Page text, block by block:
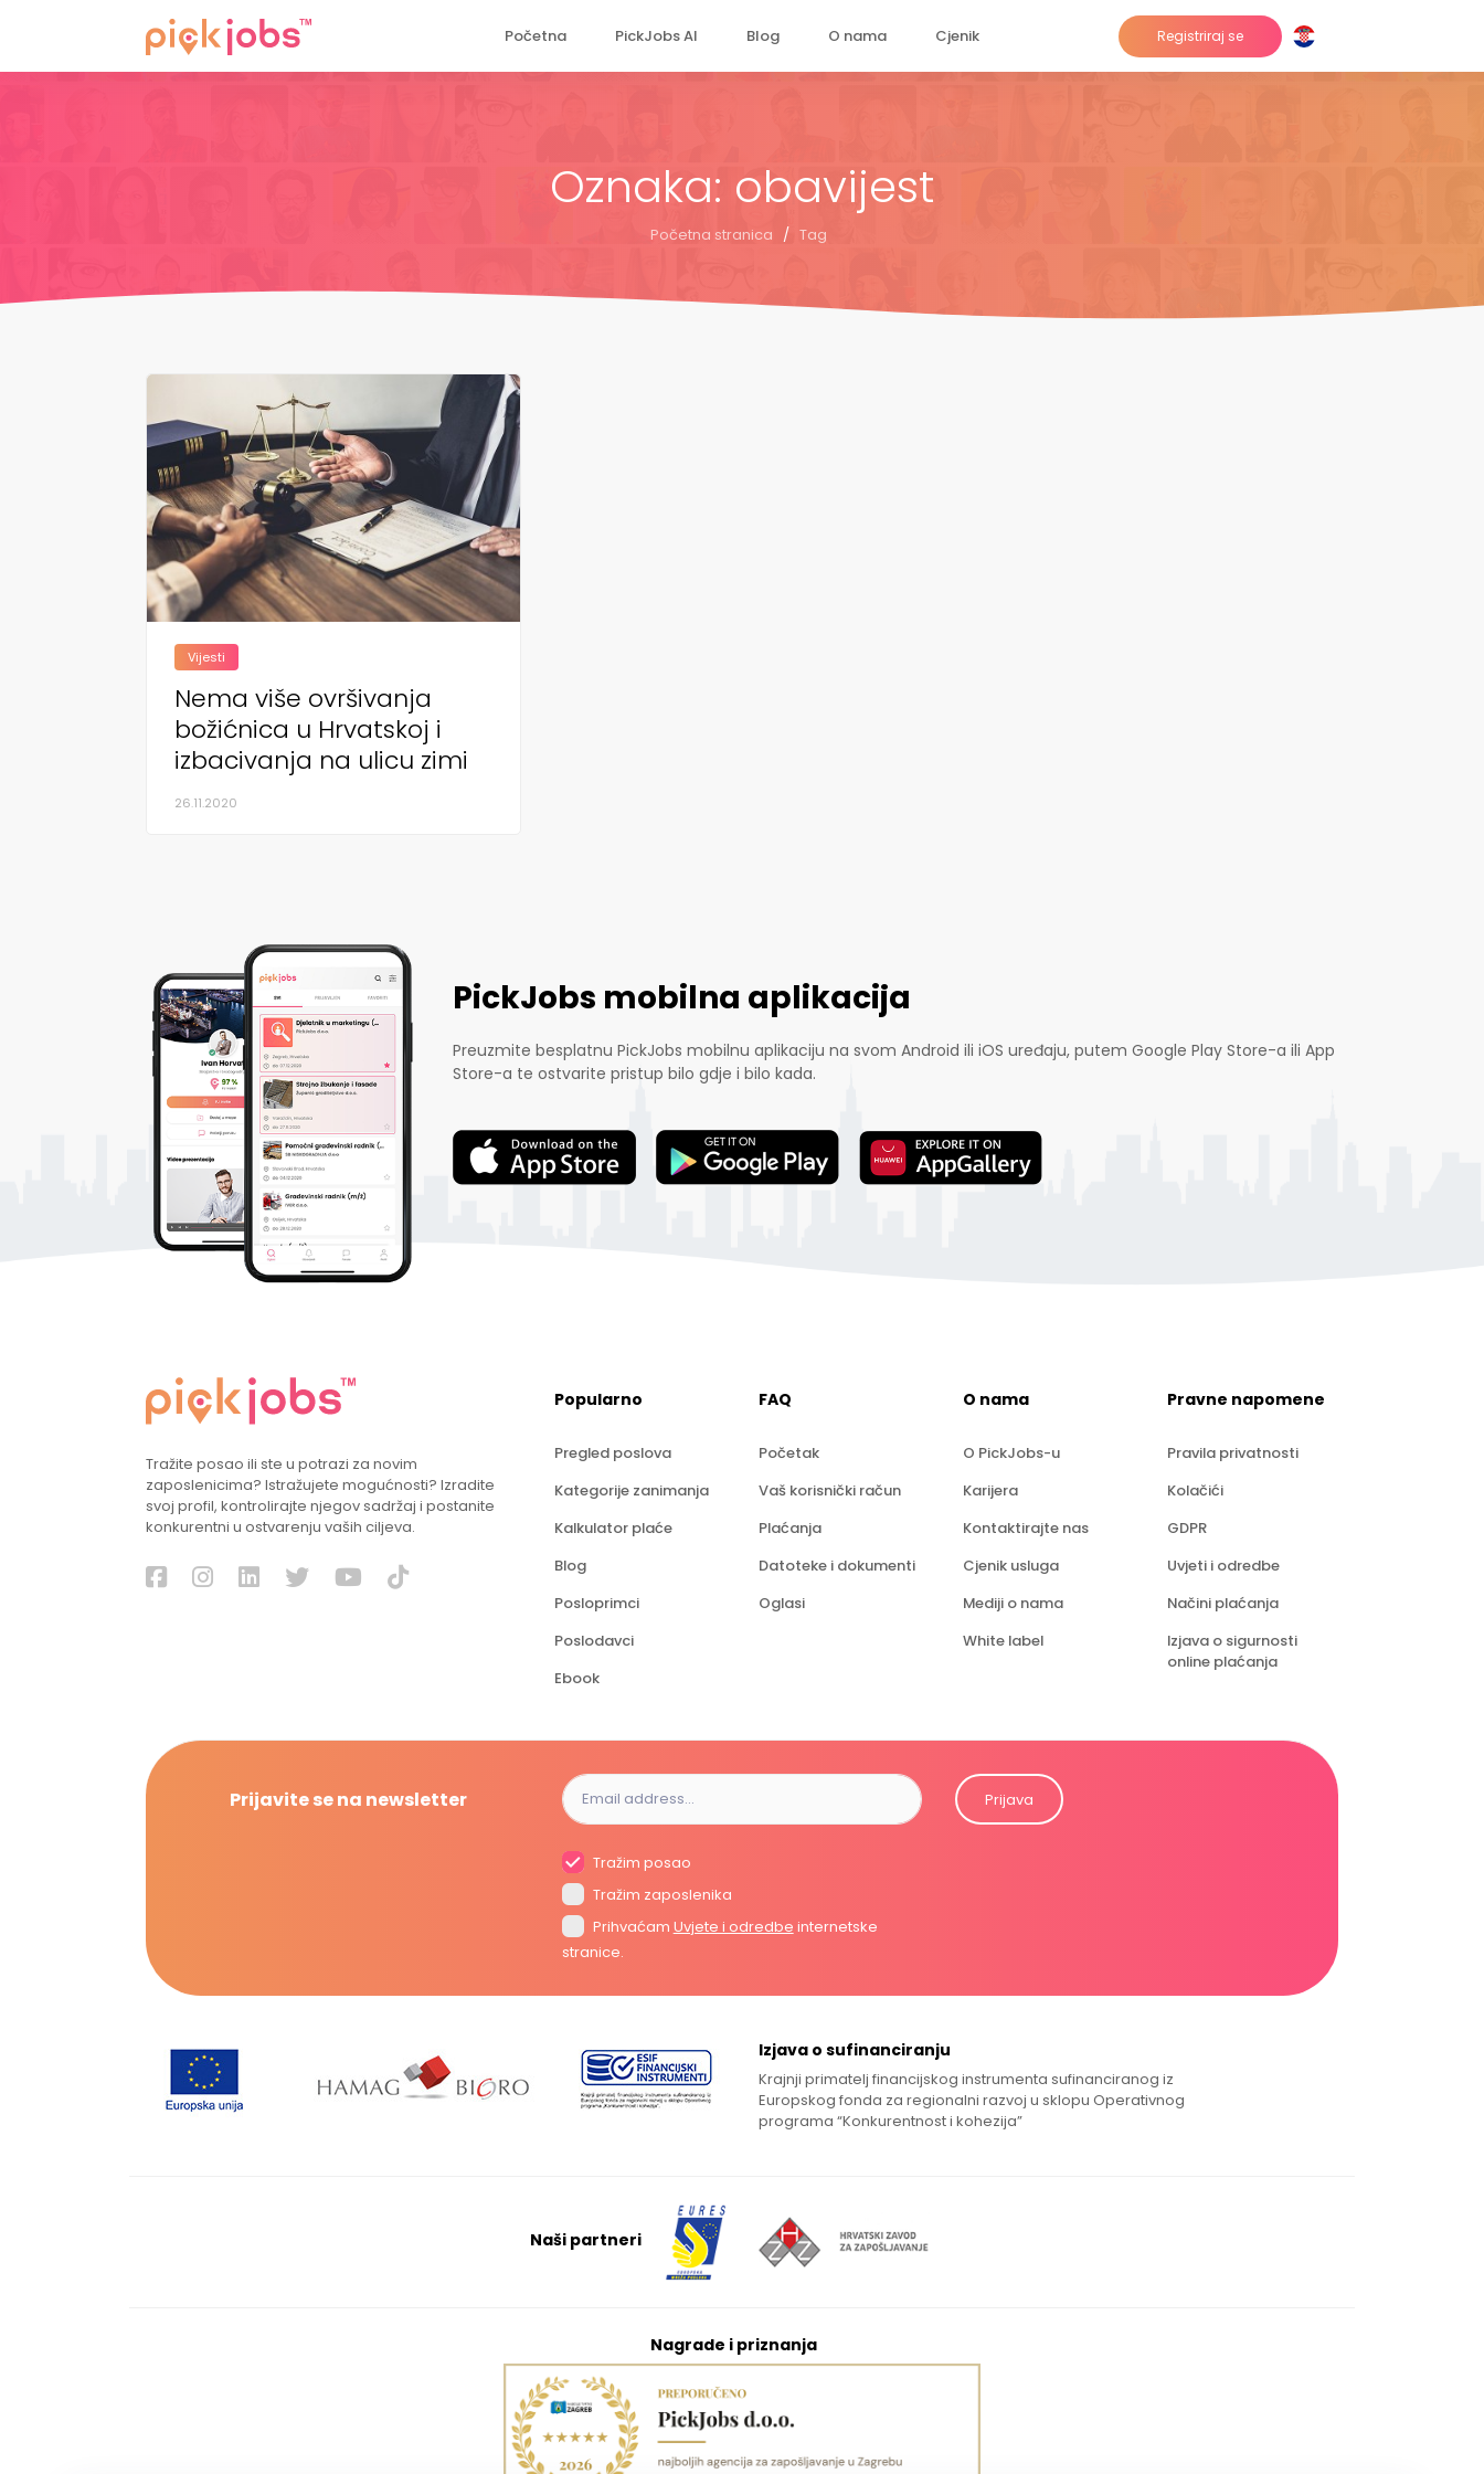
Početna PickJobs AI Blog O nama Cjenik Registriraj se
Oznaka: obavijest
Početna stranica / Tag
Vijesti
Nema više ovršivanja
božićnica u Hrvatskoj i
izbacivanja na ulicu zimi
26.11.2020
PickJobs mobilna aplikacija
Preuzmite besplatnu PickJobs mobilnu aplikaciju na svom Android ili iOS uređaju, putem Google Play Store-a ili App
Store-a te ostvarite pristup bilo gdje i bilo kada.
Tražite posao ili ste u potrazi za novim
zaposlenicima? Istražujete mogućnosti? Izradite
svoj profil, kontrolirajte njegov sadržaj i postanite
konkurentni u ostvarenju vaših ciljeva.
Popularno
Pregled poslova
Kategorije zanimanja
Kalkulator plaće
Blog
Posloprimci
Poslodavci
Ebook
FAQ
Početak
Vaš korisnički račun
Plaćanja
Datoteke i dokumenti
Oglasi
O nama
O PickJobs-u
Karijera
Kontaktirajte nas
Cjenik usluga
Mediji o nama
White label
Pravne napomene
Pravila privatnosti
Kolačići
GDPR
Uvjeti i odredbe
Načini plaćanja
Izjava o sigurnosti
online plaćanja
Prijavite se na newsletter
Tražim posao
Tražim zaposlenika
Prihvaćam Uvjete i odredbe internetske
stranice.
Prijava
Izjava o sufinanciranju
Krajnji primatelj financijskog instrumenta sufinanciranog iz
Europskog fonda za regionalni razvoj u sklopu Operativnog
programa “Konkurentnost i kohezija”
Naši partneri
Nagrade i priznanja